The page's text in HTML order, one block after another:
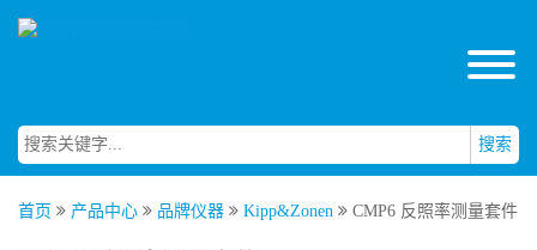
搜索
首页 产品中心 品牌仪器 Kipp&Zonen CMP6 反照率测量套件